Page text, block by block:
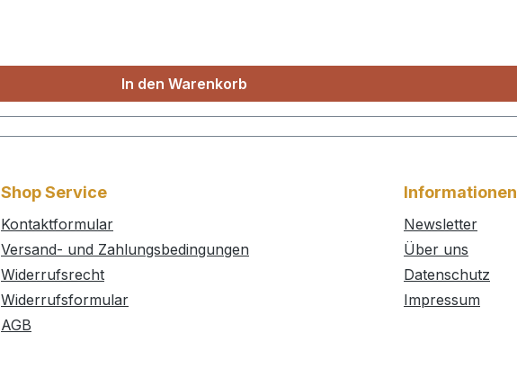
In den Warenkorb
Shop Service
Kontaktformular
Versand- und Zahlungsbedingungen
Widerrufsrecht
Widerrufsformular
AGB
Informationen
Newsletter
Über uns
Datenschutz
Impressum